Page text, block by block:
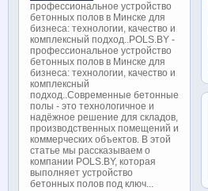
профессиональное устройство
бетонных полов в Минске для
бизнеса: технологии, качество и
комплексный подход..POLS.BY -
профессиональное устройство
бетонных полов в Минске для
бизнеса: технологии, качество и
комплексный
подход..Современные бетонные
полы - это технологичное и
надёжное решение для складов,
производственных помещений и
коммерческих объектов. В этой
статье мы рассказываем о
компании POLS.BY, которая
выполняет устройство
бетонных полов под ключ...